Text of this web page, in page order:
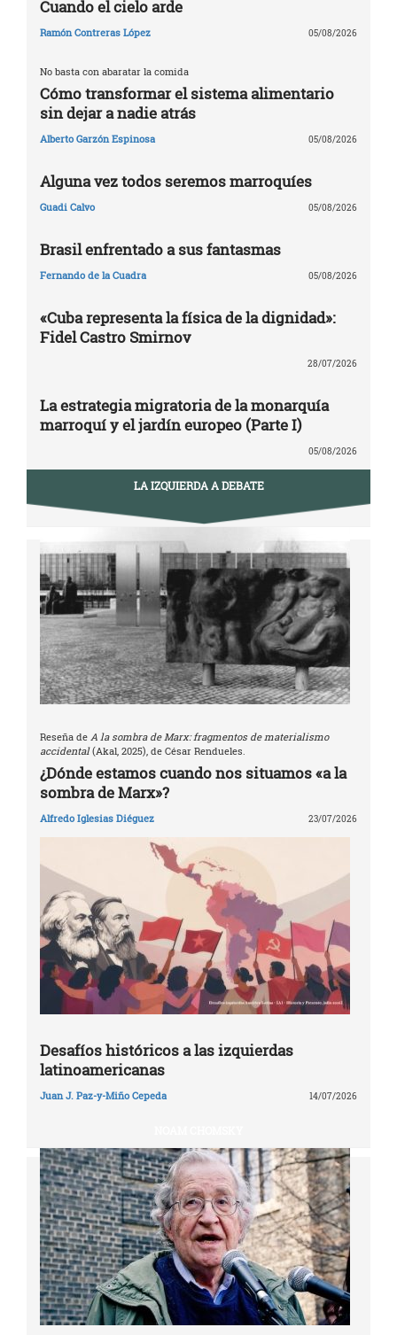
Cuando el cielo arde
Ramón Contreras López 05/08/2026
No basta con abaratar la comida
Cómo transformar el sistema alimentario
sin dejar a nadie atrás
Alberto Garzón Espinosa 05/08/2026
Alguna vez todos seremos marroquíes
Guadi Calvo 05/08/2026
Brasil enfrentado a sus fantasmas
Fernando de la Cuadra 05/08/2026
«Cuba representa la física de la dignidad»:
Fidel Castro Smirnov
28/07/2026
La estrategia migratoria de la monarquía
marroquí y el jardín europeo (Parte I)
05/08/2026
LA IZQUIERDA A DEBATE
Reseña de A la sombra de Marx: fragmentos de materialismo
accidental(Akal, 2025), de César Rendueles.
¿Dónde estamos cuando nos situamos «a la
sombra de Marx»?
Alfredo Iglesias Diéguez 23/07/2026
Desafíos históricos a las izquierdas
latinoamericanas
Juan J. Paz-y-Miño Cepeda 14/07/2026